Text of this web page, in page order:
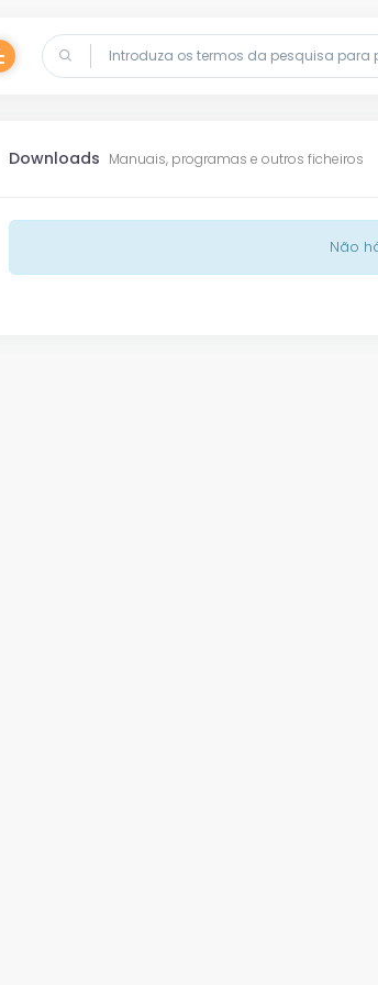
Downloads Manuais, programas e outros ficheiros
Não